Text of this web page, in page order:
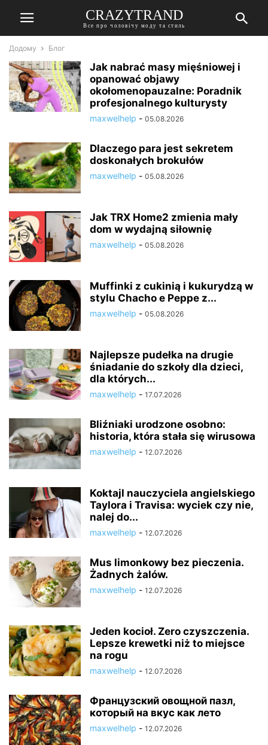
CRAZYTRAND
Все про чоловічу моду та стиль
Додому Блог
Jak nabrać masy mięśniowej i
opanować objawy
okołomenopauzalne: Poradnik
profesjonalnego kulturysty
maxwelhelp - 05.08.2026
Dlaczego para jest sekretem
doskonałych brokułów
maxwelhelp - 05.08.2026
Jak TRX Home2 zmienia mały
dom w wydajną siłownię
maxwelhelp - 05.08.2026
Muffinki z cukinią i kukurydzą w
stylu Chacho e Peppe z...
maxwelhelp - 05.08.2026
Najlepsze pudełka na drugie
śniadanie do szkoły dla dzieci,
dla których...
maxwelhelp - 17.07.2026
Bliźniaki urodzone osobno:
historia, która stała się wirusowa
maxwelhelp - 12.07.2026
Koktajl nauczyciela angielskiego
Taylora i Travisa: wyciek czy nie,
nalej do...
maxwelhelp - 12.07.2026
Mus limonkowy bez pieczenia.
Żadnych żalów.
maxwelhelp - 12.07.2026
Jeden kocioł. Zero czyszczenia.
Lepsze krewetki niż to miejsce
na rogu
maxwelhelp - 12.07.2026
Французский овощной пазл,
который на вкус как лето
maxwelhelp - 12.07.2026